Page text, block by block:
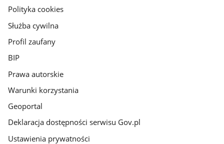
gov.pl
Polityka cookies
Służba cywilna
Profil zaufany
BIP
Prawa autorskie
Warunki korzystania
Geoportal
Deklaracja dostępności serwisu Gov.pl
Ustawienia prywatności